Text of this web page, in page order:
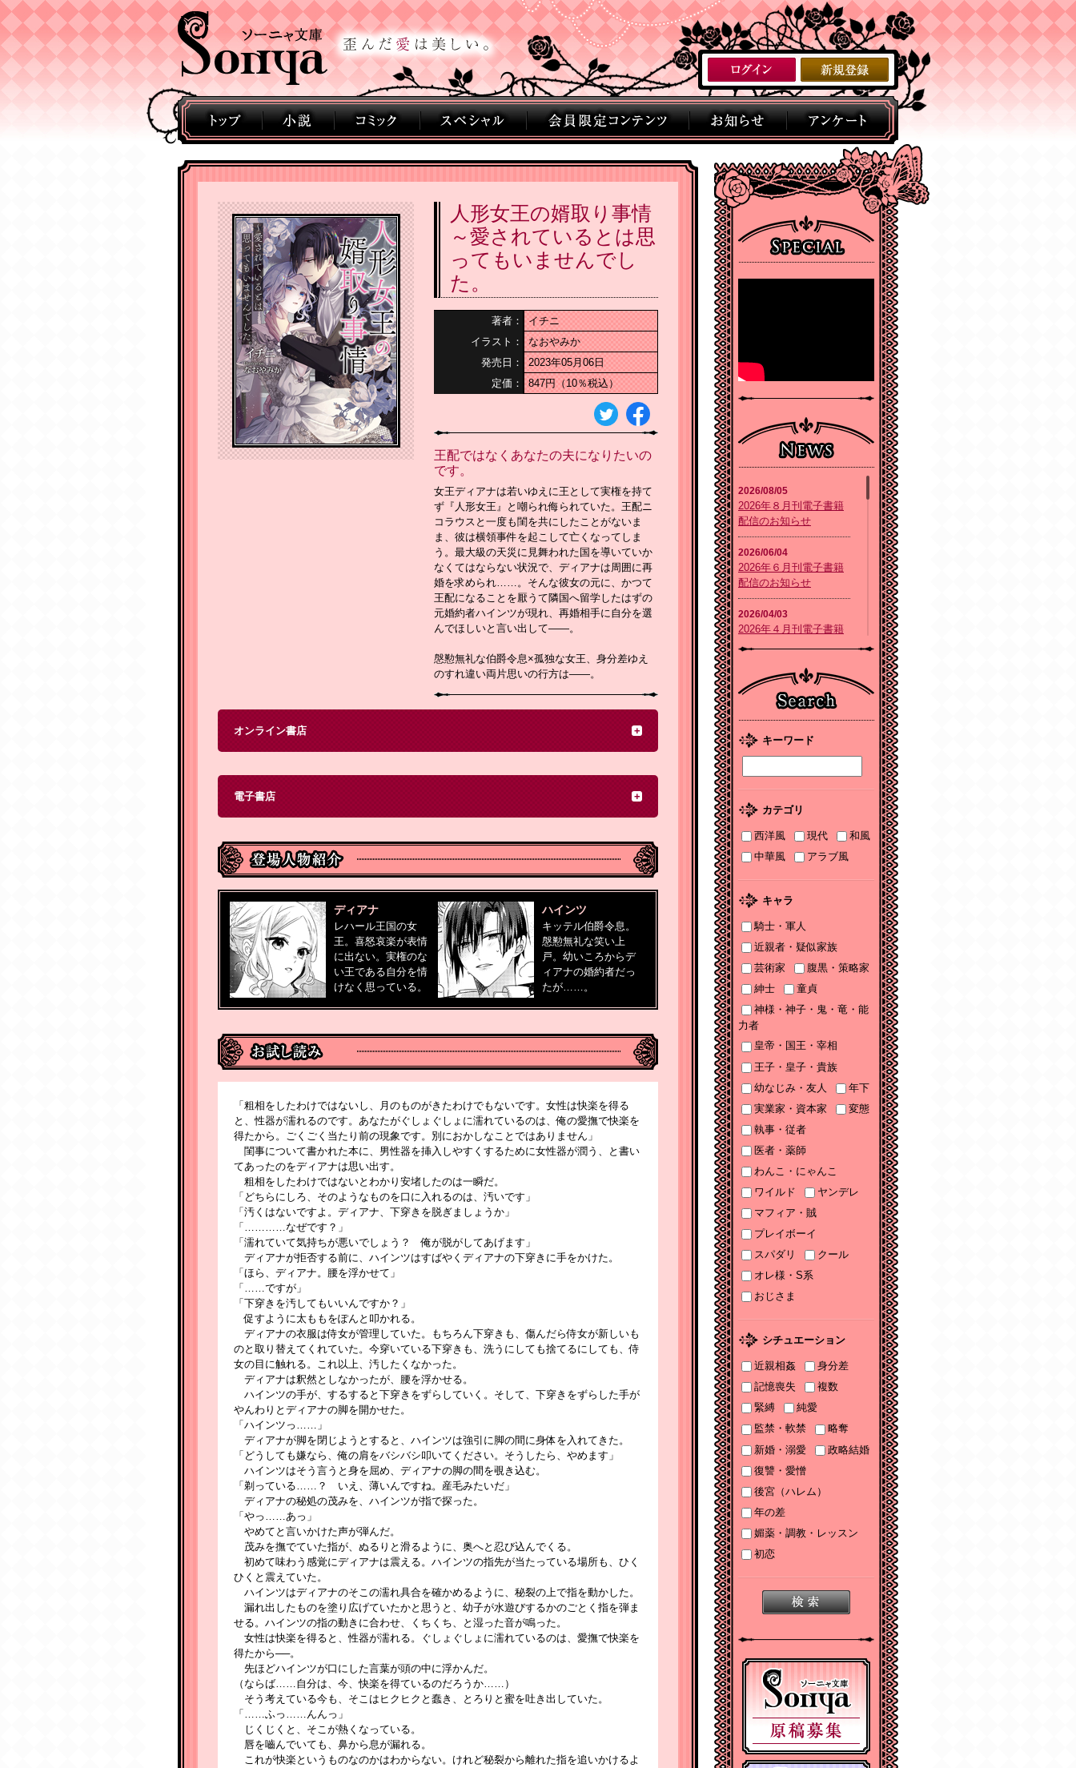
人形女王の婿取り事情
～愛されているとは思
ってもいませんでし
た。
著者：
イチニ
イラスト：
なおやみか
発売日：
2023年05月06日
定価：
847円（10％税込）
王配ではなくあなたの夫になりたいの
です。
女王ディアナは若いゆえに王として実権を持て
ず『人形女王』と嘲られ侮られていた。王配ニ
コラウスと一度も閨を共にしたことがないま
ま、彼は横領事件を起こして亡くなってしま
う。最大級の天災に見舞われた国を導いていか
なくてはならない状況で、ディアナは周囲に再
婚を求められ……。そんな彼女の元に、かつて
王配になることを厭うて隣国へ留学したはずの
元婚約者ハインツが現れ、再婚相手に自分を選
んでほしいと言い出して――。
慇懃無礼な伯爵令息×孤独な女王、身分差ゆえ
のすれ違い両片思いの行方は――。
オンライン書店
電子書店
ディアナ
レハール王国の女
王。喜怒哀楽が表情
に出ない。実権のな
い王である自分を情
けなく思っている。
ハインツ
キッテル伯爵令息。
慇懃無礼な笑い上
戸。幼いころからデ
ィアナの婚約者だっ
たが……。
「粗相をしたわけではないし、月のものがきたわけでもないです。女性は快楽を得る
と、性器が濡れるのです。あなたがぐしょぐしょに濡れているのは、俺の愛撫で快楽を
得たから。ごくごく当たり前の現象です。別におかしなことではありません」
閨事について書かれた本に、男性器を挿入しやすくするために女性器が潤う、と書い
てあったのをディアナは思い出す。
粗相をしたわけではないとわかり安堵したのは一瞬だ。
「どちらにしろ、そのようなものを口に入れるのは、汚いです」
「汚くはないですよ。ディアナ、下穿きを脱ぎましょうか」
「…………なぜです？」
「濡れていて気持ちが悪いでしょう？ 俺が脱がしてあげます」
ディアナが拒否する前に、ハインツはすばやくディアナの下穿きに手をかけた。
「ほら、ディアナ。腰を浮かせて」
「……ですが」
「下穿きを汚してもいいんですか？」
促すように太ももをぽんと叩かれる。
ディアナの衣服は侍女が管理していた。もちろん下穿きも、傷んだら侍女が新しいも
のと取り替えてくれていた。今穿いている下穿きも、洗うにしても捨てるにしても、侍
女の目に触れる。これ以上、汚したくなかった。
ディアナは釈然としなかったが、腰を浮かせる。
ハインツの手が、するすると下穿きをずらしていく。そして、下穿きをずらした手が
やんわりとディアナの脚を開かせた。
「ハインツっ……」
ディアナが脚を閉じようとすると、ハインツは強引に脚の間に身体を入れてきた。
「どうしても嫌なら、俺の肩をバシバシ叩いてください。そうしたら、やめます」
ハインツはそう言うと身を屈め、ディアナの脚の間を覗き込む。
「剃っている……？ いえ、薄いんですね。産毛みたいだ」
ディアナの秘処の茂みを、ハインツが指で探った。
「やっ……あっ」
やめてと言いかけた声が弾んだ。
茂みを撫でていた指が、ぬるりと滑るように、奥へと忍び込んでくる。
初めて味わう感覚にディアナは震える。ハインツの指先が当たっている場所も、ひく
ひくと震えていた。
ハインツはディアナのそこの濡れ具合を確かめるように、秘裂の上で指を動かした。
漏れ出したものを塗り広げていたかと思うと、幼子が水遊びするかのごとく指を弾ま
せる。ハインツの指の動きに合わせ、くちくち、と湿った音が鳴った。
女性は快楽を得ると、性器が濡れる。ぐしょぐしょに濡れているのは、愛撫で快楽を
得たから──。
先ほどハインツが口にした言葉が頭の中に浮かんだ。
（ならば……自分は、今、快楽を得ているのだろうか……）
そう考えている今も、そこはヒクヒクと蠢き、とろりと蜜を吐き出していた。
「……ふっ……んんっ」
じくじくと、そこが熱くなっている。
唇を嚙んでいても、鼻から息が漏れる。
これが快楽というものなのかはわからない。けれど秘裂から離れた指を追いかけるよ
2026/08/05
2026年８月刊電子書籍
配信のお知らせ
2026/06/04
2026年６月刊電子書籍
配信のお知らせ
2026/04/03
2026年４月刊電子書籍
配信のお知らせ
2026/02/05
2026年２月刊電子書籍
配信のお知らせ
2026/01/08
2025年12月刊電子書籍
配信のお知らせ
2025/12/04
りかけましたがヤンデ
レ実業家の愛され妻に
なりました』お詫びと
2025/11/21
書泉2025年TLフェア
Sonyaコミックス参加
サイン色紙ちらっと見
せ♡
2025/11/08
書泉2025年TLフェア
ソーニャ文庫・Sonya
コミックス参加♡
2025/11/06
2025年11月刊電子書籍
配信のお知らせ
2025/10/06
2025年10月刊電子書籍
配信のお知らせ
2025/09/03
2025年９月刊電子書籍
配信のお知らせ
2025/08/05
2025年８月刊電子書籍
2025/07/03
配信のお知らせ
2025/06/19
配信のお知らせ
2025/05/07
2025年５月刊電子書籍
配信のお知らせ
配信のお知らせ
2025年３月刊電子書籍
配信のお知らせ
2024/12/06
【Sonyaコミックス
電子書店配信開始】悪
人の恋１、みそっかす
王女の結婚事情１
キーワード
カテゴリ
西洋風 現代
和風
中華風
アラブ風
キャラ
騎士・軍人
近親者・疑似家族
芸術家
腹黒・策略家
紳士
童貞
神様・神子・鬼・竜・能
力者
皇帝・国王・宰相
王子・皇子・貴族
幼なじみ・友人
年下
実業家・資本家
変態
執事・従者
医者・薬師
わんこ・にゃんこ
ワイルド
ヤンデレ
マフィア・賊
プレイボーイ
スパダリ
クール
オレ様・S系
おじさま
シチュエーション
近親相姦
身分差
記憶喪失
複数
緊縛
純愛
監禁・軟禁
略奪
新婚・溺愛
政略結婚
復讐・愛憎
後宮（ハレム）
年の差
媚薬・調教・レッスン
初恋